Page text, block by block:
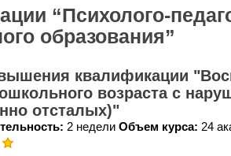
“Психолого-
образования”
квалификации
возраста с
отсталых)"
2 недели Объем курса: 24